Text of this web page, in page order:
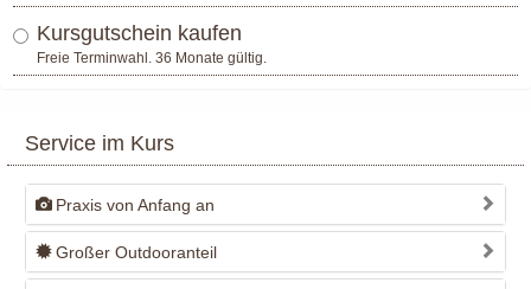
Kursgutschein kaufen
Freie Terminwahl. 36 Monate gültig.
Service im Kurs
Praxis von Anfang an
Großer Outdooranteil